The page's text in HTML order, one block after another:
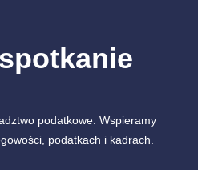
podatkowe. Wspieramy
podatkach i kadrach.